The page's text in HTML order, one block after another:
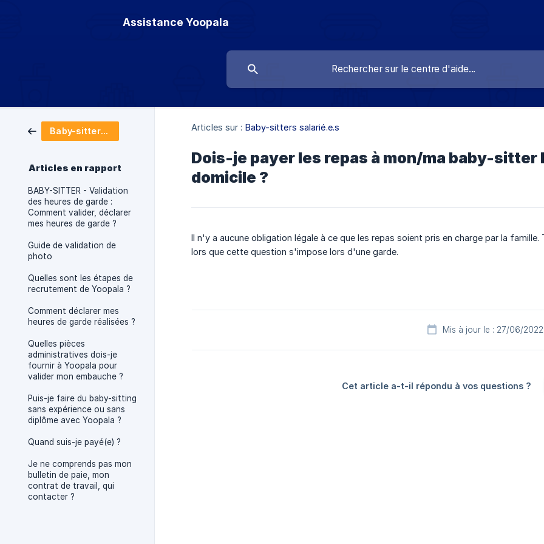
Assistance Yoopala
Baby-sitters salarié.e.s
Articles en rapport
BABY-SITTER - Validation
des heures de garde :
Comment valider, déclarer
mes heures de garde ?
Guide de validation de
photo
Quelles sont les étapes de
recrutement de Yoopala ?
Comment déclarer mes
heures de garde réalisées ?
Quelles pièces
administratives dois-je
fournir à Yoopala pour
valider mon embauche ?
Puis-je faire du baby-sitting
sans expérience ou sans
diplôme avec Yoopala ?
Quand suis-je payé(e) ?
Je ne comprends pas mon
bulletin de paie, mon
contrat de travail, qui
contacter ?
Articles sur : Baby-sitters salarié.e.s
Dois-je payer les repas à mon/ma baby-
domicile ?
Il n'y a aucune obligation légale à ce que les repas soient pris en charge par la
lors que cette question s'impose lors d'une garde.
Mis à jour le : 27/06/2022
Cet article a-t-il répondu à vos questions ?